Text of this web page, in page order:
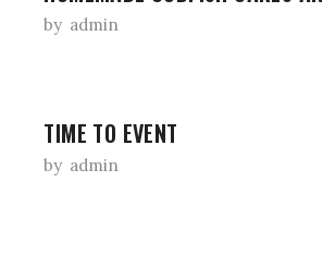
by admin
TIME TO EVENT
by admin